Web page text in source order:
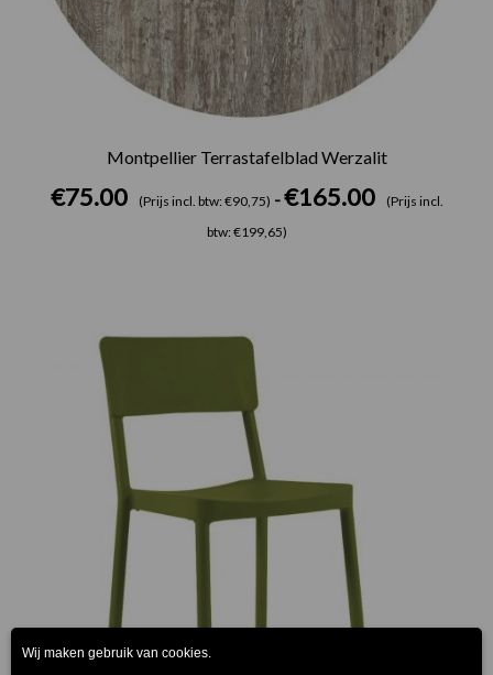
Montpellier Terrastafelblad Werzalit
€75.00 (Prijs incl. btw: €90,75) - €165.00
(Prijs incl.
btw: €199,65)